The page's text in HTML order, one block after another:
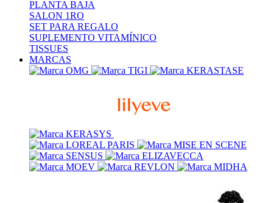
PLANTA BAJA
SALON 1RO
SET PARA REGALO
SUPLEMENTO VITAMÍNICO
TISSUES
MARCAS